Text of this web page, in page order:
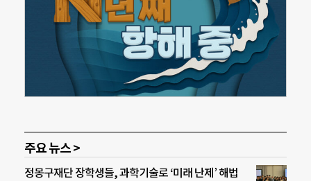
주요 뉴스 >
정몽구재단 장학생들, 과학기술로 ‘미래 난제’ 해법